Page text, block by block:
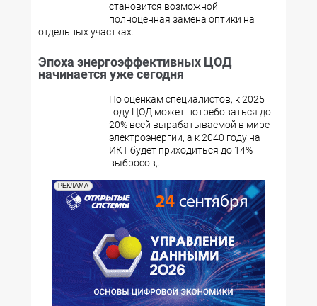
становится возможной
полноценная замена оптики на
отдельных участках.
Эпоха энергоэффективных ЦОД
начинается уже сегодня
По оценкам специалистов, к 2025
году ЦОД может потребоваться до
20% всей вырабатываемой в мире
электроэнергии, а к 2040 году на
ИКТ будет приходиться до 14%
выбросов,...
РЕКЛАМА